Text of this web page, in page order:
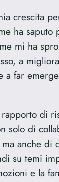
crescita
ha saputo
mi ha
a
a far
di
solo di
anche di
su temi
e la